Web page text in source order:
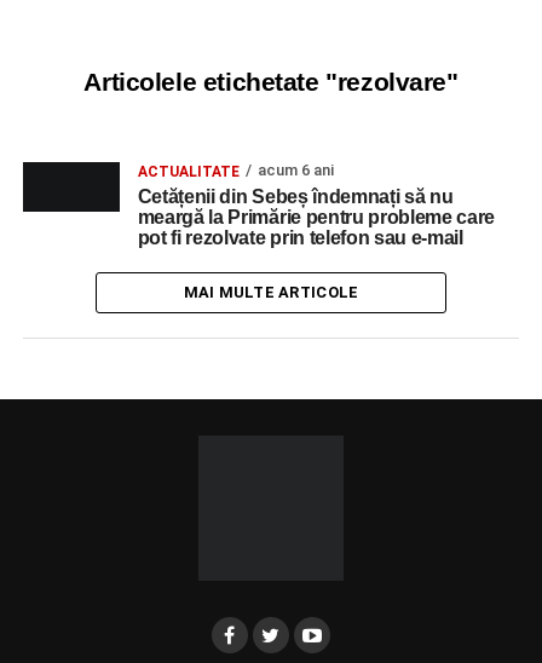
Articolele etichetate "rezolvare"
ACTUALITATE acum 6 ani
Cetățenii din Sebeș îndemnați să nu
meargă la Primărie pentru probleme care
pot fi rezolvate prin telefon sau e-mail
MAI MULTE ARTICOLE